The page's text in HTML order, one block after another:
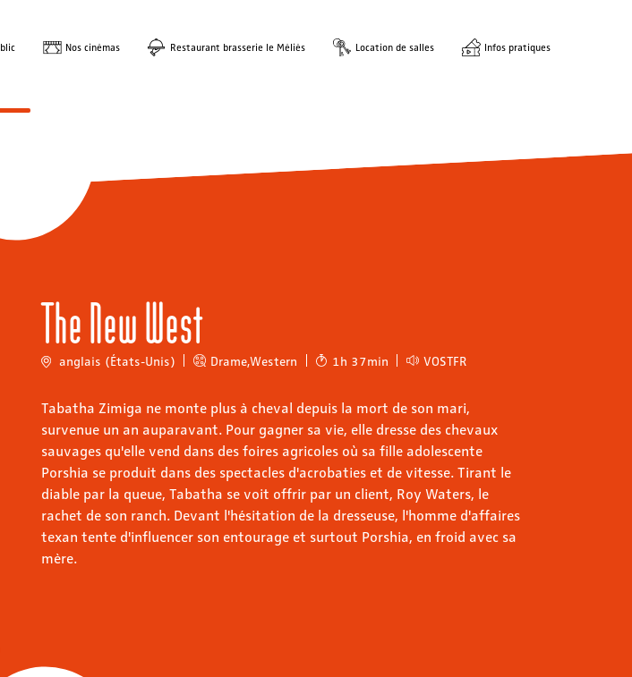
Nos cinémas Restaurant brasserie le Méliès Location de salles Infos pratiques
The New West
anglais (États-Unis) Drame,Western 1h 37min VOSTFR
Tabatha Zimiga ne monte plus à cheval depuis la mort de son mari,
survenue un an auparavant. Pour gagner sa vie, elle dresse des chevaux
sauvages qu'elle vend dans des foires agricoles où sa fille adolescente
Porshia se produit dans des spectacles d'acrobaties et de vitesse. Tirant le
diable par la queue, Tabatha se voit offrir par un client, Roy Waters, le
rachet de son ranch. Devant l'hésitation de la dresseuse, l'homme d'affaires
texan tente d'influencer son entourage et surtout Porshia, en froid avec sa
mère.